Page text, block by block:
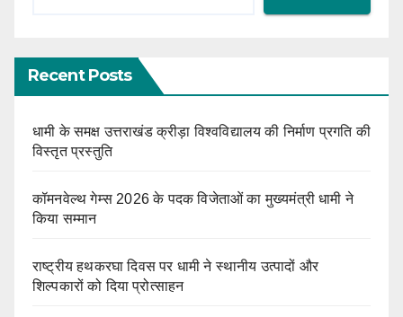
Recent Posts
धामी के समक्ष उत्तराखंड क्रीड़ा विश्वविद्यालय की निर्माण प्रगति की
विस्तृत प्रस्तुति
कॉमनवेल्थ गेम्स 2026 के पदक विजेताओं का मुख्यमंत्री धामी ने
किया सम्मान
राष्ट्रीय हथकरघा दिवस पर धामी ने स्थानीय उत्पादों और
शिल्पकारों को दिया प्रोत्साहन